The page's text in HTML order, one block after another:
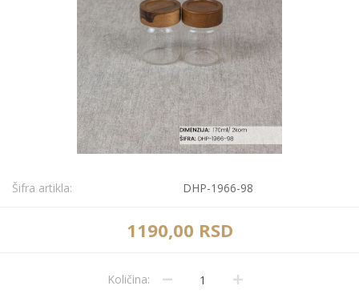
Šifra artikla: DHP-1966-98
1190,00 RSD
Količina: